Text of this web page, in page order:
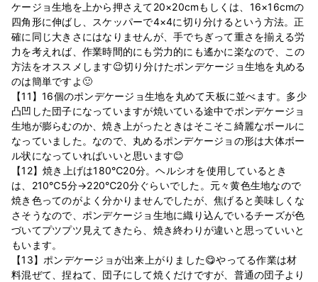
ケージョ生地を上から押さえて20×20cmもしくは、16×16cmの
四角形に伸ばし、スケッパーで4×4に切り分けるという方法。正
確に同じ大きさにはなりませんが、手でちぎって重さを揃える労
力を考えれば、作業時間的にも労力的にも遙かに楽なので、この
方法をオススメします😉切り分けたポンデケージョ生地を丸める
のは簡単ですよ🙂
【11】16個のポンデケージョ生地を丸めて天板に並べます。多少
凸凹した団子になっていますが焼いている途中でポンデケージョ
生地が膨らむのか、焼き上がったときはそこそこ綺麗なボールに
なっていました。なので、丸めるポンデケージョの形は大体ボー
ル状になっていればいいと思います😊
【12】焼き上げは180℃20分。ヘルシオを使用しているとき
は、210℃5分→220℃20分ぐらいでした。元々黄色生地なので
焼き色ってのがよく分かりませんでしたが、焦げると美味しくな
さそうなので、ポンデケージョ生地に織り込んでいるチーズが色
づいてプツプツ見えてきたら、焼き終わりが違いと思っていいと
もいます。
【13】ポンデケージョが出来上がりました😋やってる作業は材
料混ぜて、捏ねて、団子にして焼くだけですが、普通の団子より